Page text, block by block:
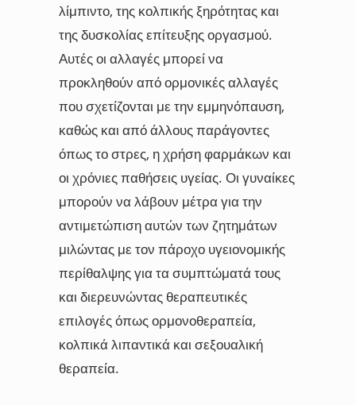
λίμπιντο, της κολπικής ξηρότητας και
της δυσκολίας επίτευξης οργασμού.
Αυτές οι αλλαγές μπορεί να
προκληθούν από ορμονικές αλλαγές
που σχετίζονται με την εμμηνόπαυση,
καθώς και από άλλους παράγοντες
όπως το στρες, η χρήση φαρμάκων και
οι χρόνιες παθήσεις υγείας. Οι γυναίκες
μπορούν να λάβουν μέτρα για την
αντιμετώπιση αυτών των ζητημάτων
μιλώντας με τον πάροχο υγειονομικής
περίθαλψης για τα συμπτώματά τους
και διερευνώντας θεραπευτικές
επιλογές όπως ορμονοθεραπεία,
κολπικά λιπαντικά και σεξουαλική
θεραπεία.